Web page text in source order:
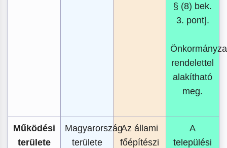
§ (8) bek.
3. pont].
rendelettel
alakítható
meg.
Működési
területe
Magyarország
területe
Az állami
főépítészi
A
települési